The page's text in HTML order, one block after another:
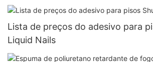
Lista de preços do adesivo para
Liquid Nails